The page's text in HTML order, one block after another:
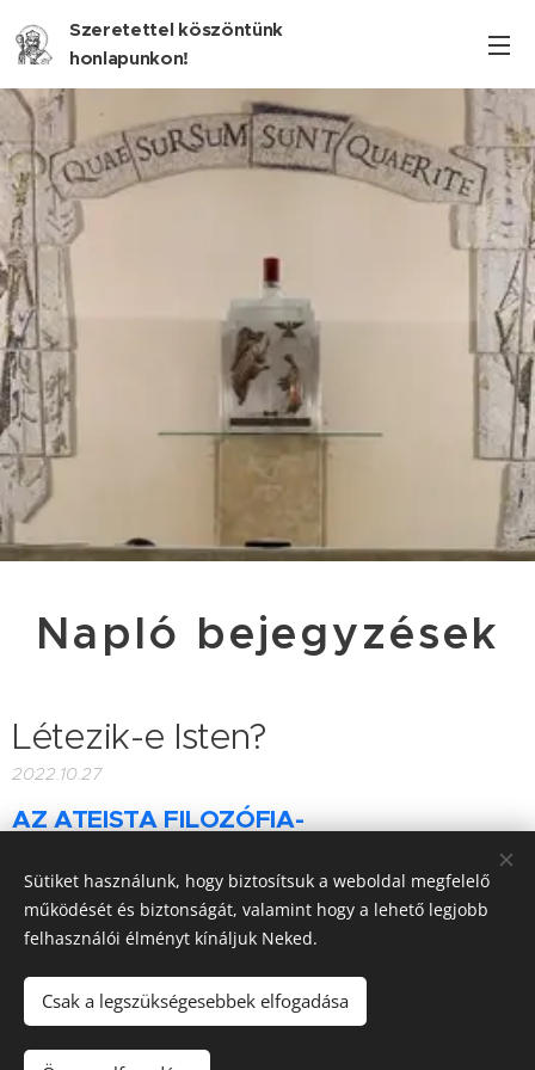
Szeretettel köszöntünk
honlapunkon!
Napló bejegyzések
Létezik-e Isten?
2022.10.27
AZ ATEISTA FILOZÓFIA-
DIÁKKAL
Sütiket használunk, hogy biztosítsuk a weboldal megfelelő
működését és biztonságát, valamint hogy a lehető legjobb
felhasználói élményt kínáljuk Neked.
Csak a legszükségesebbek elfogadása